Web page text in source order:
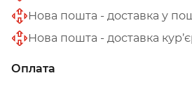
Нова пошта - доставка у
Нова пошта - доставка
Оплата